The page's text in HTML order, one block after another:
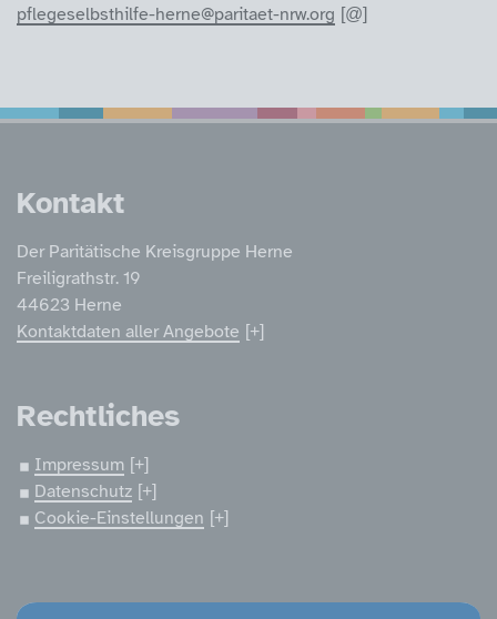
pflegeselbsthilfe-herne@paritaet-nrw.org
Service
Kontakt
Der Paritätische Kreisgruppe Herne
Freiligrathstr. 19
44623 Herne
Kontaktdaten aller Angebote
Rechtliches
Impressum
Datenschutz
Cookie-Einstellungen